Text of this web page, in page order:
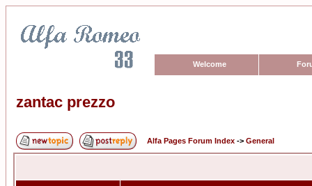
Welcome
zantac prezzo
Alfa Pages Forum Index -> General